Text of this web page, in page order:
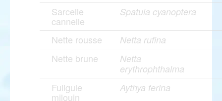
Sarcelle
cannelle
Spatula cyanoptera
Nette rousse Netta rufina
Nette brune
Netta
erythrophthalma
Fuligule
milouin
Aythya ferina